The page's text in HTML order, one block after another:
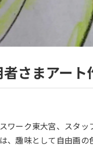
さまアー
ワーク東大宮、スタッ
、趣味として自由画